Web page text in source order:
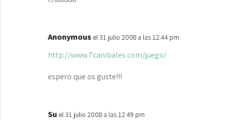
Anonymous el 31 julio 2008 a las 12:44 pm
http://www.7canibales.com/juego/
espero que os guste!!!
Su el 31 julio 2008 a las 12:49 pm